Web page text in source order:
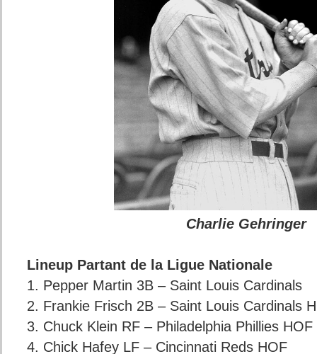
Charlie Gehringer
Lineup Partant de la Ligue Nationale
1. Pepper Martin 3B – Saint Louis Cardinals
2. Frankie Frisch 2B – Saint Louis Cardinals
3. Chuck Klein RF – Philadelphia Phillies HOF
4. Chick Hafey LF – Cincinnati Reds HOF